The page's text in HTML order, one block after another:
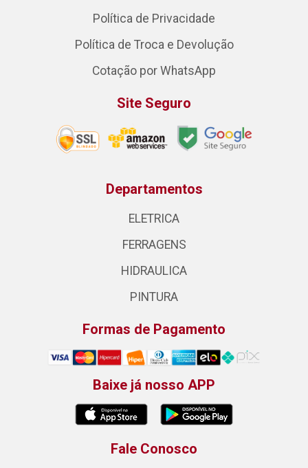
Política de Privacidade
Política de Troca e Devolução
Cotação por WhatsApp
Site Seguro
Departamentos
ELETRICA
FERRAGENS
HIDRAULICA
PINTURA
Formas de Pagamento
Baixe já nosso APP
Fale Conosco